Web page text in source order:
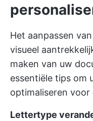
Het aanpassen
visueel
maken van uw
essentiële tips om
optimaliseren voor
Lettertype